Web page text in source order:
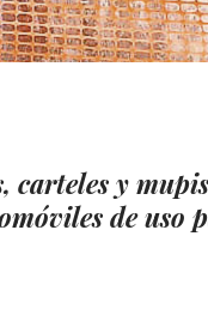
carteles y
de uso